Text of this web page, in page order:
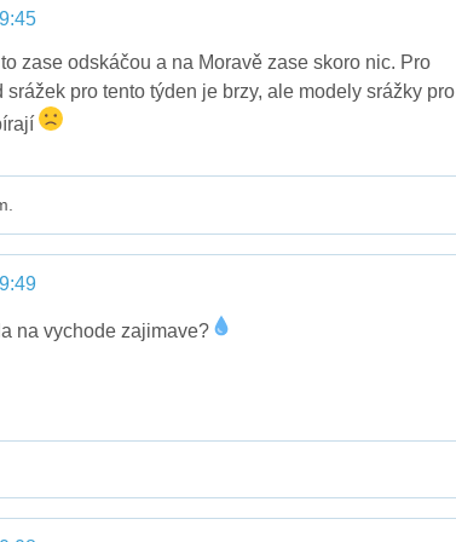
zase odskáčou a na Moravě zase skoro nic. Pro
srážek pro tento týden je brzy, ale modely srážky pro
na vychode zajimave?